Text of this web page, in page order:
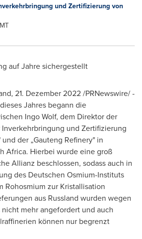
und Zertifizierung von
auf Jahre sichergestellt
, 21. Dezember 2022/PRNewswire/ -
Jahres begann die
Ingo Wolf, dem Direktor der
und Zertifizierung
der „Gauteng Refinery" in
Africa. Hierbei wurde eine groß
Allianz beschlossen, sodass auch in
des Deutschen Osmium-Instituts
Rohosmium zur Kristallisation
aus Russland wurden wegen
mehr angefordert und auch
können nur begrenzt